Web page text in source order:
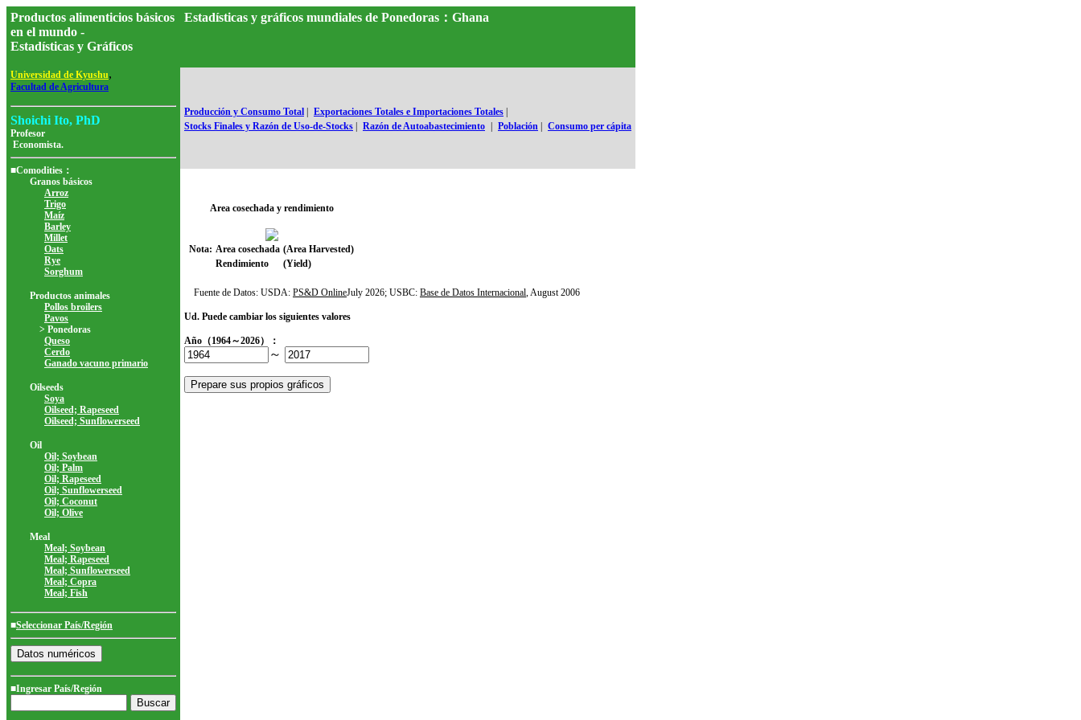
Productos alimenticios básicos
en el mundo -
Estadísticas y Gráficos
Universidad de Kyushu,
Facultad de Agricultura
Shoichi Ito, PhD
Profesor
Economista.
■Comodities：
Granos básicos
Arroz
Trigo
Maíz
Barley
Millet
Oats
Rye
Sorghum
Productos animales
Pollos broilers
Pavos
> Ponedoras
Queso
Cerdo
Ganado vacuno primario
Oilseeds
Soya
Oilseed; Rapeseed
Oilseed; Sunflowerseed
Oil
Oil; Soybean
Oil; Palm
Oil; Rapeseed
Oil; Sunflowerseed
Oil; Coconut
Oil; Olive
Meal
Meal; Soybean
Meal; Rapeseed
Meal; Sunflowerseed
Meal; Copra
Meal; Fish
■Seleccionar País/Región
■Ingresar País/Región
Estadísticas y gráficos mundiales de Ponedoras：Ghana
Producción y Consumo Total Exportaciones Totales e Importaciones Totales
Stocks Finales y Razón de Uso-de-Stocks
Razón de Autoabastecimiento Población Consumo per cápita
Area cosechada y rendimiento
Nota: Area cosechada (Area Harvested)
Rendimiento
(Yield)
Fuente de Datos: USDA: PS&D OnlineJuly 2026; USBC: Base de Datos Internacional, August 2006
Ud. Puede cambiar los siguientes valores
Año（1964～2026）：
～